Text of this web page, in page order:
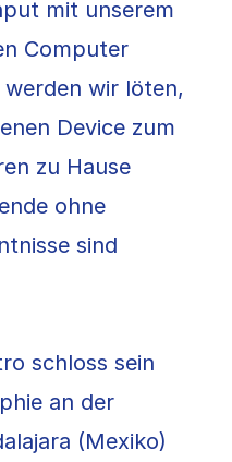
mit unserem
Computer
wir löten,
Device zum
zu Hause
ohne
sind
schloss sein
an der
(Mexiko)